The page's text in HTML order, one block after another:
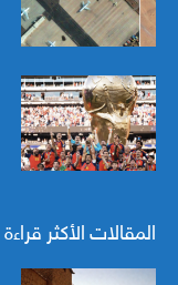
المقالات الأكثر قراءة